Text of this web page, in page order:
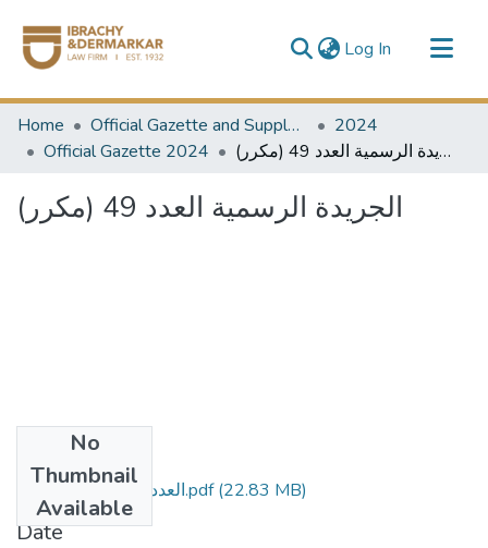
Log In (current)
Communities & Collections
All of DSpace
Home Official Gazette and Supplement
2024
Official Gazette 2024
الجريدة الرسمية العدد 49 (مكرر)
الجريدة الرسمية العدد 49 (مكرر)
No
Thumbnail
Available
العدد 49 مكرر مؤمن.pdf(22.83 MB)
Date